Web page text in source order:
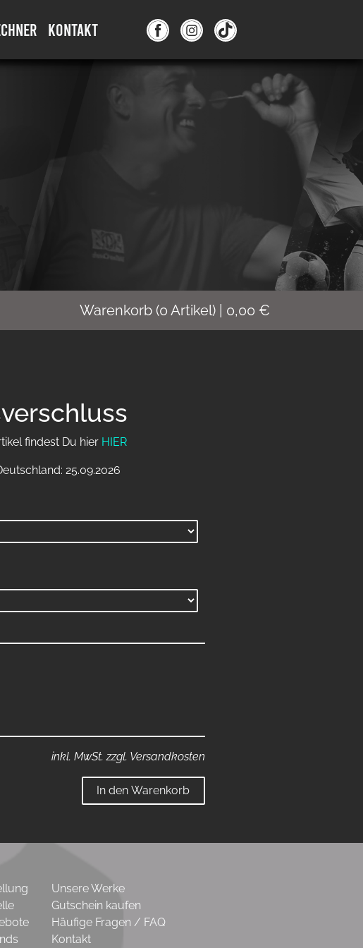
KONTAKT
Warenkorb (0 Artikel) 0,00 €
findest Du hier HIER
25.09.2026
inkl. MwSt. zzgl. Versandkosten
In den Warenkorb
Unsere Werke
Gutschein kaufen
Häufige Fragen / FAQ
Kontakt